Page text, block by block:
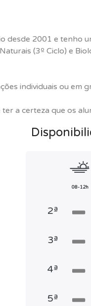
desde 2001 e tenho
(3º Ciclo) e
individuais ou em
a certeza que os
08-12h
2ª
3ª
4ª
5ª